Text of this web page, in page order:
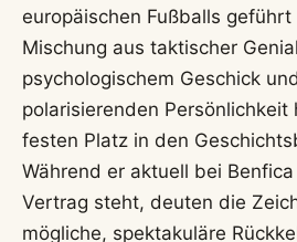
europäischen Fußballs
Mischung aus taktischer
psychologischem Geschick
polarisierenden Persönlichkeit
festen Platz in den
Während er aktuell bei
Vertrag steht, deuten die
mögliche, spektakuläre